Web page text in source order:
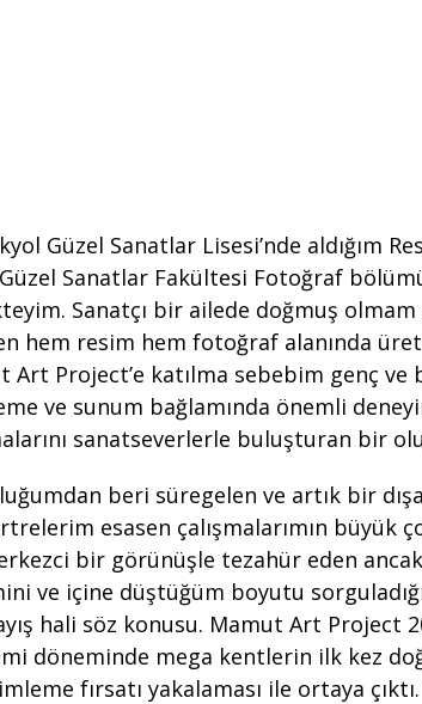
Güzel Sanatlar Lisesi’nde aldığım
Sanatlar Fakültesi Fotoğraf
Sanatçı bir ailede doğmuş
hem resim hem fotoğraf alanında
Art Project’e katılma sebebim genç ve
ve sunum bağlamında önemli
sanatseverlerle buluşturan bir
beri süregelen ve artık bir
esasen çalışmalarımın büyük
bir görünüşle tezahür eden
ve içine düştüğüm boyutu
hali söz konusu. Mamut Art Project
döneminde mega kentlerin ilk kez
fırsatı yakalaması ile ortaya